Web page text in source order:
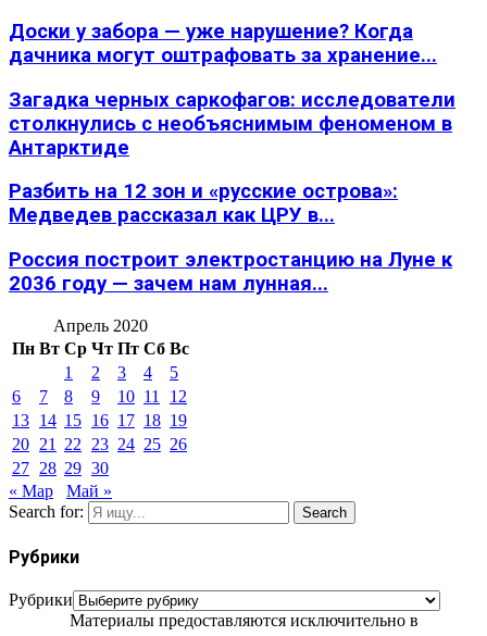
Доски у забора — уже нарушение? Когда
дачника могут оштрафовать за хранение...
Загадка черных саркофагов: исследователи
столкнулись с необъяснимым феноменом в
Антарктиде
Разбить на 12 зон и «русские острова»:
Медведев рассказал как ЦРУ в...
Россия построит электростанцию на Луне к
2036 году — зачем нам лунная...
Апрель 2020
Пн Вт Ср Чт Пт Сб Вс
1
2 3 4
5
6
7 8 9 10 11
12
13 14 15 16 17 18 19
20 21 22 23 24 25 26
27 28 29 30
« Мар
Май »
Search for:
Search
Рубрики
Рубрики
Материалы предоставляются исключительно в